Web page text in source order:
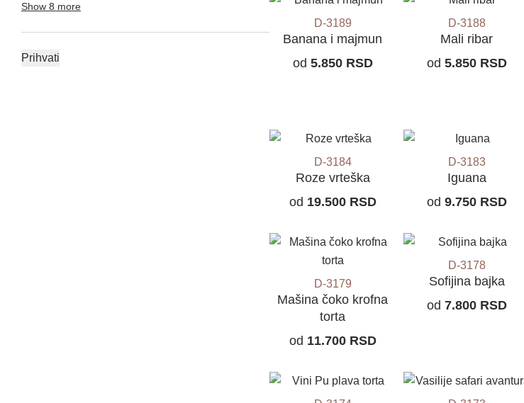
D-3189
Banana i majmun
od 5.850 RSD
D-3188
Mali ribar
od 5.850 RSD
D-3184
Roze vrteška
od 19.500 RSD
D-3183
Iguana
od 9.750 RSD
D-3179
Mašina čoko krofna
torta
od 11.700 RSD
D-3178
Sofijina bajka
od 7.800 RSD
Show 8 more
Prihvati